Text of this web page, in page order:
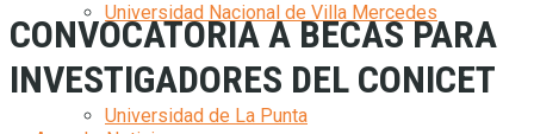
Universidad Nacional de Villa Mercedes
Universidad de La Punta
CONVOCATORIA A BECAS PARA
INVESTIGADORES DEL CONICET